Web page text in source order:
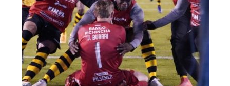
Aula Virtual